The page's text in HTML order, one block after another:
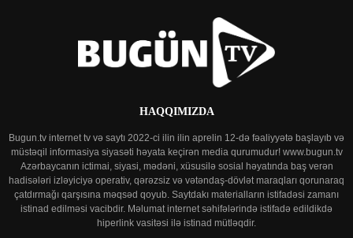
HAQQIMIZDA
Bugun.tv internet tv və saytı 2022-ci ilin ilin aprelin 12-də fəaliyyətə başlayıb və
müstəqil informasiya siyasəti həyata keçirən media qurumudur! www.bugun.tv
Azərbaycanın ictimai, siyasi, mədəni, xüsusilə sosial həyatında baş verən
hadisələri izləyiciyə operativ, qərəzsiz və vətəndaş-dövlət maraqları qorunaraq
çatdırmağı qarşısına məqsəd qoyub. Saytdakı materialların istifadəsi zamanı
istinad edilməsi vacibdir. Məlumat internet səhifələrində istifadə edildikdə
hiperlink vasitəsi ilə istinad mütləqdir.